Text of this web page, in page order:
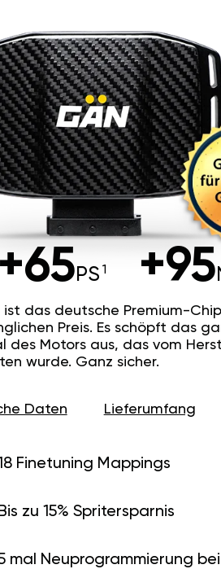
+65 PS +95
ist das deutsche Premium-
Preis. Es schöpft das
des Motors aus, das vom
wurde. Ganz sicher.
Daten Lieferumfang
Finetuning Mappings
Bis zu 15% Spritersparnis
mal Neuprogrammierung